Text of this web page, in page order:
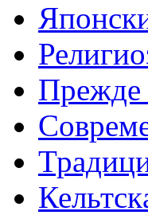
Прежде